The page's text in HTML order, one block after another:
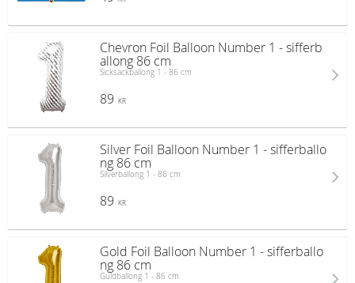
Chevron Foil Balloon Number 1 - sifferb
allong 86 cm
Sicksackballong 1 - 86 cm
89 KR
Silver Foil Balloon Number 1 - sifferballo
ng 86 cm
Silverballong 1 - 86 cm
89 KR
Gold Foil Balloon Number 1 - sifferballo
ng 86 cm
Guldballong 1 - 86 cm